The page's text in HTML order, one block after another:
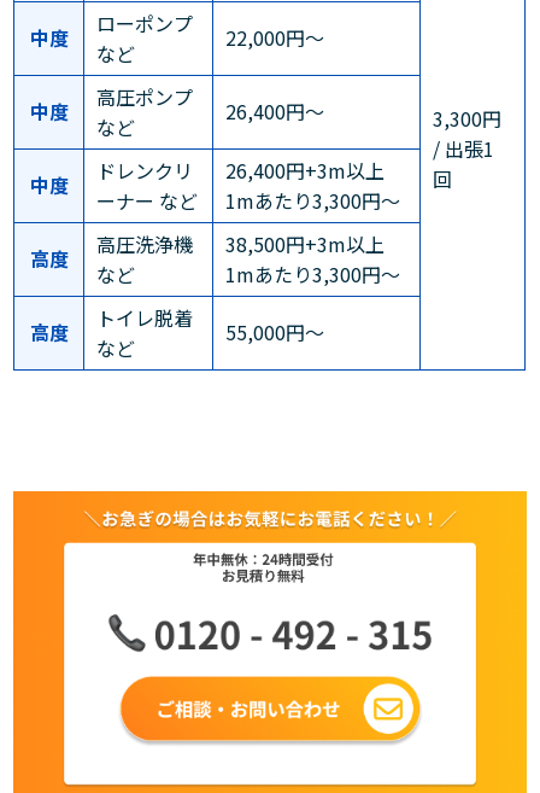
3,300円
/ 出張1
回
中度
ローポンプ
など
22,000円～
中度
高圧ポンプ
など
26,400円～
中度
ドレンクリ
ーナー など
26,400円+3m以上
1mあたり3,300円～
高度
高圧洗浄機
など
38,500円+3m以上
1mあたり3,300円～
高度
トイレ脱着
など
55,000円～